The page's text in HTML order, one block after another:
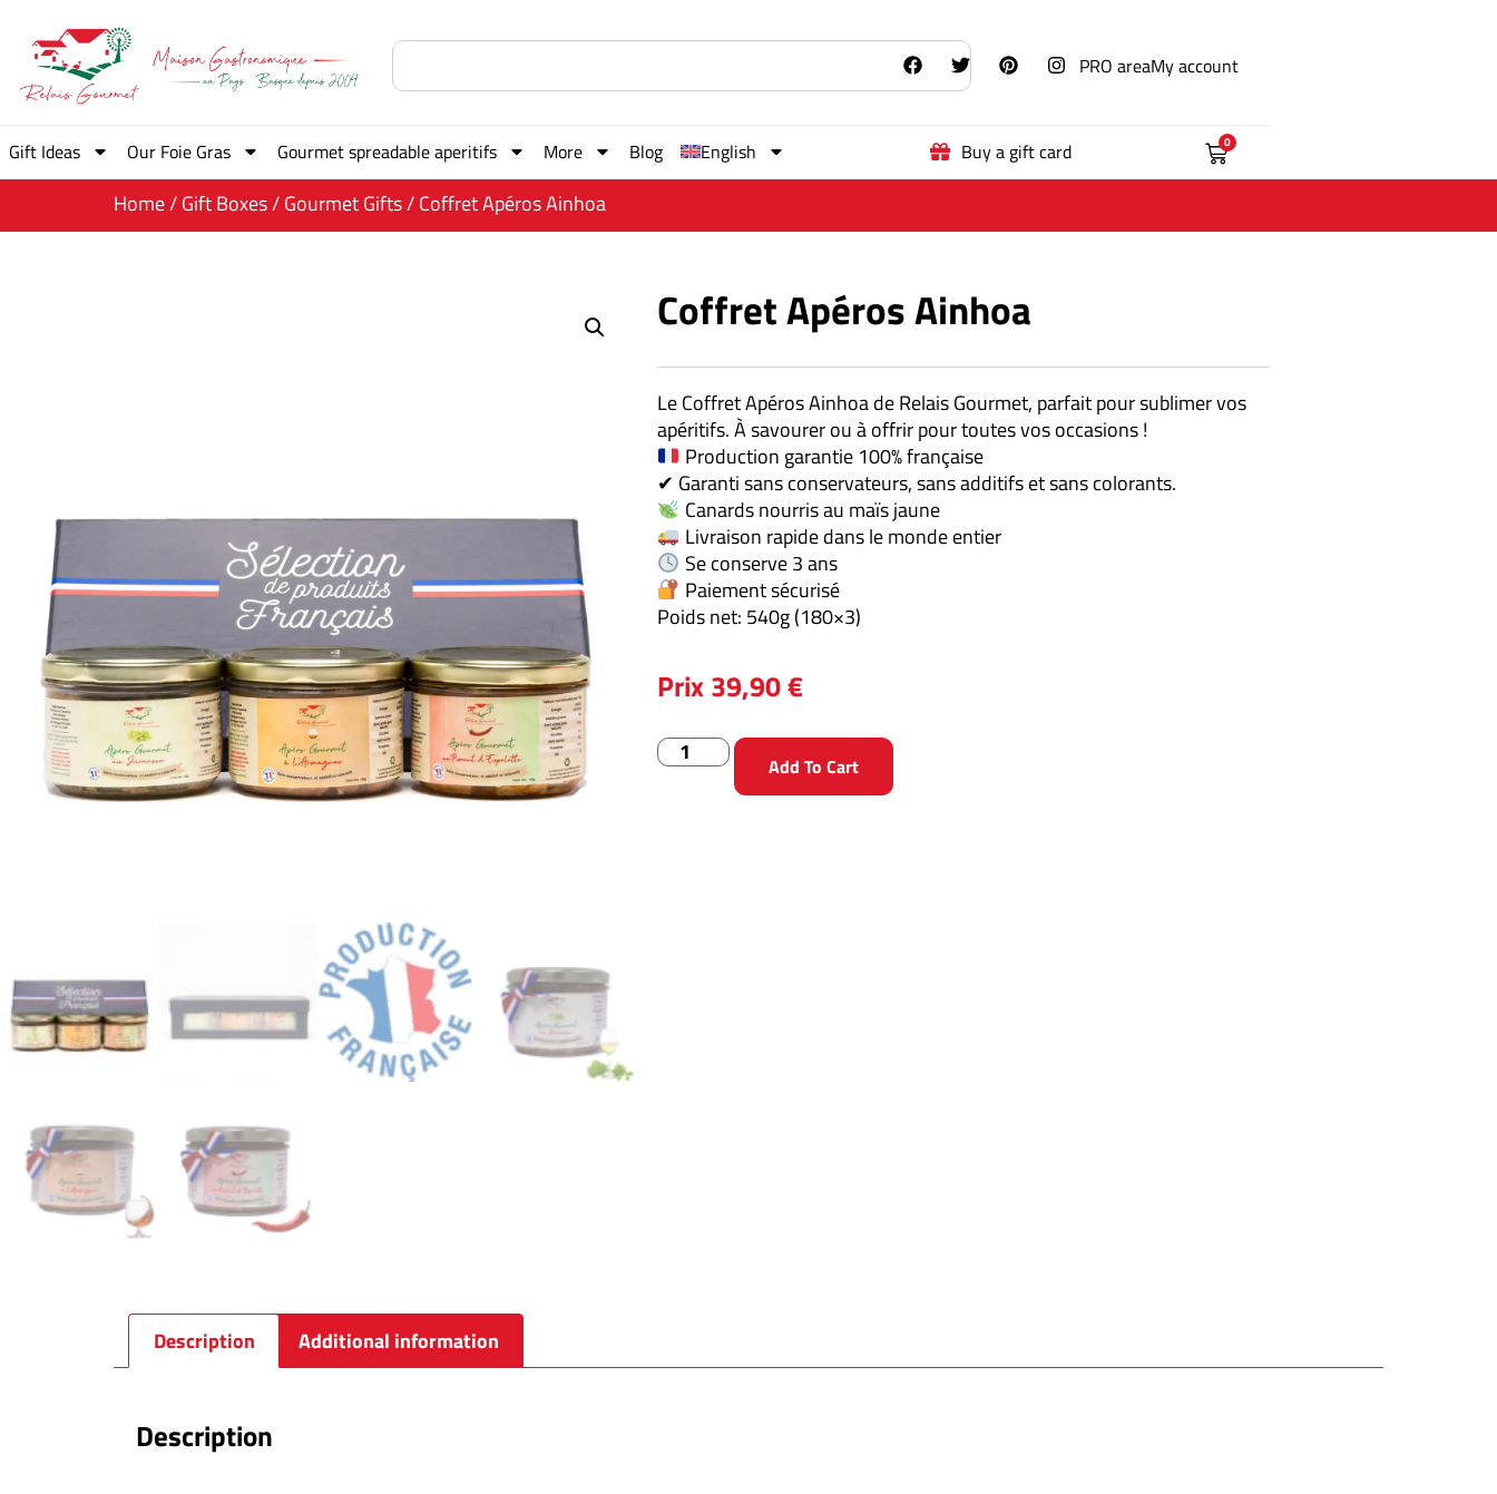
PRO areaMy account
Gift Ideas Our Foie Gras Gourmet spreadable aperitifs More Blog English Buy a gift card 0
Home/Gift Boxes/Gourmet Gifts/ Coffret Apéros Ainhoa
Coffret Apéros Ainhoa
Le Coffret Apéros Ainhoa de Relais Gourmet, parfait pour sublimer vos
apéritifs. À savourer ou à offrir pour toutes vos occasions !
Production garantie 100% française
✔ Garanti sans conservateurs, sans additifs et sans colorants.
Canards nourris au maïs jaune
Livraison rapide dans le monde entier
Se conserve 3 ans
Paiement sécurisé
Poids net: 540g (180×3)
Prix39,90€
Add To Cart
Description Additional information
Description